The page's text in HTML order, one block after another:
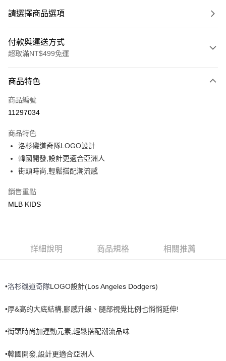
請選擇商品選項
付款與運送方式
超取滿NT$499免運
信用卡一次付款
超商取貨付款
Apple Pay
街口支付
運送方式
全家取貨<不支援離島取退>
7-11取貨付款<未取貨列黑名單/不支援離島取退>
每筆NT$60，滿NT$499(含以上)免運費
宅配滿699免運
商品特色
商品編號
11297034
商品特色
洛杉磯道奇隊LOGO設計
韓國開發,設計更適合亞洲人
街頭時尚,輕鬆搭配潮流感
銷售重點
MLB KIDS
詳細說明 商品規格 相關推薦
•洛杉磯道奇隊LOGO設計(Los Angeles Dodgers)
•厚&高的大底結構,腳感升級、腿部視覺比例也悄悄延伸!
•街頭時尚加運動元素,輕鬆搭配潮流品味
•韓國開發,設計更適合亞洲人